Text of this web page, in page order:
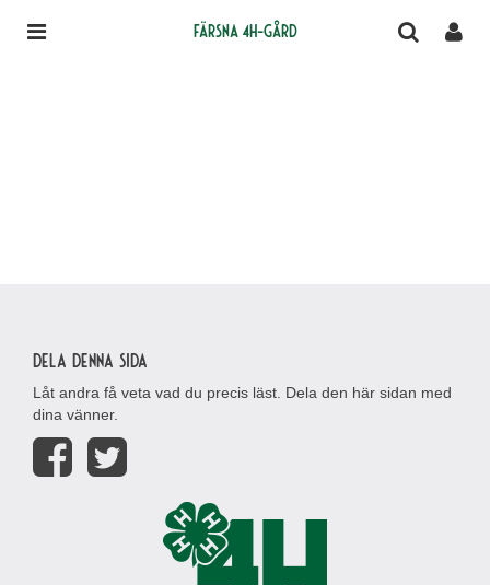
Färsna 4H-gård
Dela denna sida
Låt andra få veta vad du precis läst. Dela den här sidan med
dina vänner.